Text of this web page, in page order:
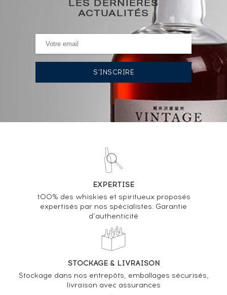
HISTORIQUE DES ADJUDICATIONS
83
VOUS POSSÉDEZ UN SPIRITUEUX IDENTIQUE ?
Analyse & Performance du spiritueux
Chartreuse Of. Verte Mise 2018
VARIATION DE LA COTE
LES DERNIÈRES
ACTUALITÉS
EXPERTISE
100% des whiskies et spiritueux proposés
expertisés par nos spécialistes. Garantie
d’authenticité
STOCKAGE & LIVRAISON
Stockage dans nos entrepôts, emballages sécurisés,
livraison avec assurances